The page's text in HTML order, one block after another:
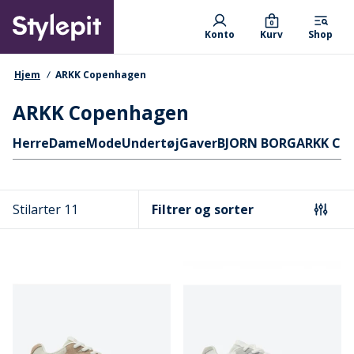
main
content
Primary departments
Konto Kurv
0
Shop
navigationssti
Hjem ARKK Copenhagen
ARKK Copenhagen
Hurtige links
HerreDameModeUndertøjGaverBJORN BORGARKK
Stilarter 11 Filtrer og sorter